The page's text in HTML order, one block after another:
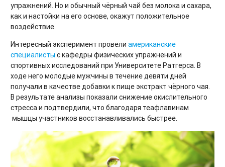
упражнений. Но и обычный чёрный чай без молока и сахара,
как и настойки на его основе, окажут положительное
воздействие.
Интересный эксперимент провели американские
специалисты с кафедры физических упражнений и
спортивных исследований при Университете Ратгерса. В
ходе него молодые мужчины в течение девяти дней
получали в качестве добавки к пище экстракт чёрного чая.
В результате анализы показали снижение окислительного
стресса и подтвердили, что благодаря теафлавинам
мышцы участников восстанавливались быстрее.